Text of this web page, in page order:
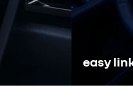
easy